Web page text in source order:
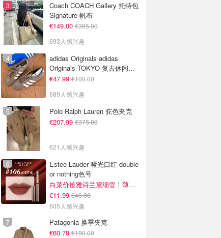
Coach COACH Gallery 托特包
Signature 帆布
€149.00 €395.00
693人感兴趣
adidas Originals adidas
Originals TOKYO 复古休闲鞋
深棕色
€47.99 €100.00
689人感兴趣
Polo Ralph Lauren 驼色夹克
€207.99 €375.00
621人感兴趣
Estee Lauder 哑光口红 double
or nothing色号
白菜价捡雅诗兰黛细管！薄涂没毛病
€11.99 €46.00
605人感兴趣
Patagonia 换季夹克
€60.79 €190.00